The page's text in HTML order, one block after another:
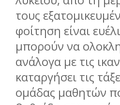
τους
φοίτηση είναι
µπορούν να
ανάλογα µε τις
καταργήσει τις
οµάδας µαθητών